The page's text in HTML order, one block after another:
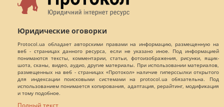
Юридические оговорки
Protocol.ua обладает авторскими правами на информацию, размещенную на
веб - страницах данного ресурса, если не указано иное. Под информацией
понимаются тексты, комментарии, статьи, фотоизображения, рисунки, ящик-
шота, сканы, видео, аудио, другие материалы. При использовании материалов,
размещенных на веб - страницах «Протокол» наличие гиперссылки открытого
для индексации поисковыми системами на protocol.ua обязательна. Под
использованием понимается копирования, адаптация, рерайтинг, модификация
и тому подобное.
Полный текст